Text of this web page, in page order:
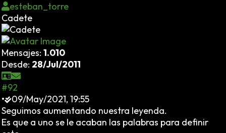
esteban_torre
Cadete
Mensajes: 1.010
Desde: 28/Jul/2011
#92
•
09/May/2021, 19:55
Seguimos aumentando nuestra leyenda.
Es que a uno se le acaban las palabras para definir